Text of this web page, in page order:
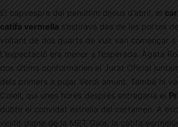
El capvespre del penúltim dijous d’abril, el
catifa vermella s’estirava des de les portes
voltant de dos quarts de vuit van començar
L’expectació era menor a l’esperada. Àgata
dos últims conformarien el Jurat Oficial
dels primers a pujar Verdi amunt. També hi
Colell, qui unes hores després entregaria el
dubte el convidat estrella del certamen. A
vestit digne de la MET Gala, la catifa